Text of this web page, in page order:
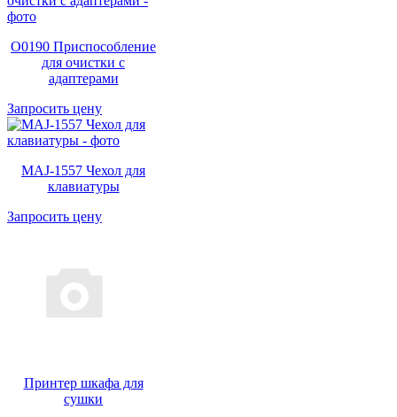
O0190 Приспособление
для очистки с
адаптерами
Запросить цену
MAJ-1557 Чехол для
клавиатуры
Запросить цену
Принтер шкафа для
сушки